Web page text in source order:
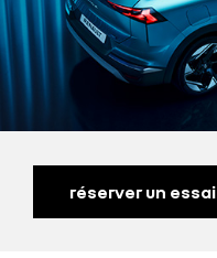
réserver un essai